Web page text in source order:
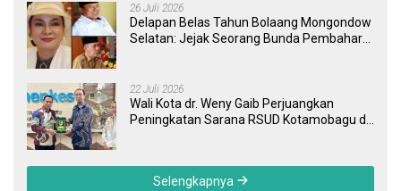
26 Juli 2026
Delapan Belas Tahun Bolaang Mongondow
Selatan: Jejak Seorang Bunda Pembaharu
22 Juli 2026
Wali Kota dr. Weny Gaib Perjuangkan
Peningkatan Sarana RSUD Kotamobagu di
Selengkapnya